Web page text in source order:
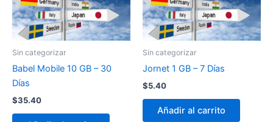
Sin categorizar
Babel Mobile 10 GB – 30
Días
$35.40
Sin categorizar
Jornet 1 GB – 7 Días
$5.40
Añadir al carrito